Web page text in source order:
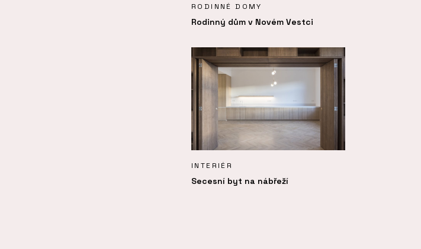
RODINNÉ DOMY
Rodinný dům v Novém Vestci
INTERIÉR
Secesní byt na nábřeží